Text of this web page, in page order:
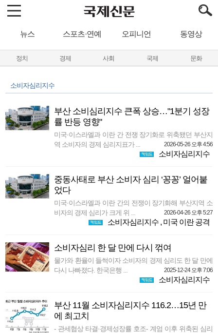
뉴스 스포츠·연예 오피니언 동영상
정치 경제 사회 국제 문화
소비자심리지수
부산 소비심리지수 큰폭 상승…"1분기 성장
률 반등 영향"
미국·이스라엘과 이란 간 전쟁 장기화로 위축됐던 부산지
역 소비자의 경제 심리지표가 ...
2026-05-26 오후 4:56
소비자심리지수
중동사태로 부산 소비자 심리 ‘꽁꽁’ 얼어붙
었다
미국·이스라엘과 이란 간의 전쟁이 장기화해 부산지역 소
비자의 경제 심리가 크게 위 ...
2026-04-26 오후 5:27
소비자심리지수, 미국 이란 공격
소비자심리 한 달 만에 다시 꺾여
물가와 환율이 들썩이자 소비자의 경제 심리도 한 달 만에
다시 나빠졌다. 한국은행 ...
2025-12-24 오후 7:06
소비자심리지수
부산 11월 소비자심리지수 116.2…15년 만
에 최고치
- 관세협상 타결·경제성장률 호조- 계엄 이후 위축된 심리